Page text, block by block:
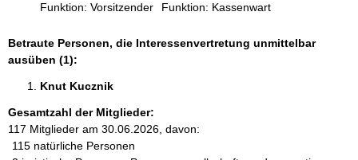
Funktion: Vorsitzender
Funktion: Kassenwart
Betraute Personen, die Interessenvertretung unmittelbar
ausüben (1):
Knut Kucznik
Gesamtzahl der Mitglieder:
117 Mitglieder am 30.06.2026, davon:
115 natürliche Personen